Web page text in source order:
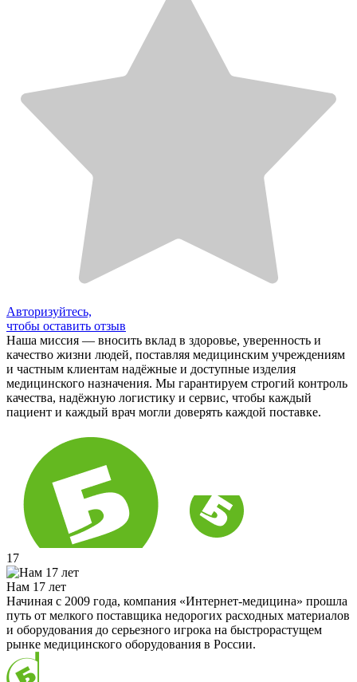
Авторизуйтесь,
чтобы оставить отзыв
Наша миссия — вносить вклад в здоровье, уверенность и
качество жизни людей, поставляя медицинским учреждениям
и частным клиентам надёжные и доступные изделия
медицинского назначения. Мы гарантируем строгий контроль
качества, надёжную логистику и сервис, чтобы каждый
пациент и каждый врач могли доверять каждой поставке.
17
Нам 17 лет
Начиная с 2009 года, компания «Интернет-медицина» прошла
путь от мелкого поставщика недорогих расходных материалов
и оборудования до серьезного игрока на быстрорастущем
рынке медицинского оборудования в России.